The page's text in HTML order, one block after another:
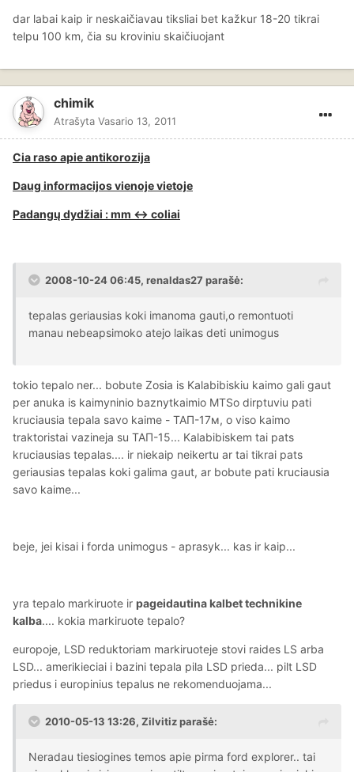
dar labai kaip ir neskaičiavau tiksliai bet kažkur 18-20 tikrai
telpu 100 km, čia su kroviniu skaičiuojant
chimik
Atrašyta Vasario 13, 2011
Cia raso apie antikorozija
Daug informacijos vienoje vietoje
Padangų dydžiai : mm <-> coliai
2008-10-24 06:45, renaldas27 parašė:
tepalas geriausias koki imanoma gauti,o remontuoti
manau nebeapsimoko atejo laikas deti unimogus
tokio tepalo ner... bobute Zosia is Kalabibiskiu kaimo gali gaut
per anuka is kaimyninio baznytkaimio MTSo dirptuviu pati
kruciausia tepala savo kaime - ТАП-17м, o viso kaimo
traktoristai vazineja su ТАП-15... Kalabibiskem tai pats
kruciausias tepalas.... ir niekaip neikertu ar tai tikrai pats
geriausias tepalas koki galima gaut, ar bobute pati kruciausia
savo kaime...
beje, jei kisai i forda unimogus - aprasyk... kas ir kaip...
yra tepalo markiruote ir pageidautina kalbet technikine
kalba.... kokia markiruote tepalo?
europoje, LSD reduktoriam markiruoteje stovi raides LS arba
LSD... amerikieciai i bazini tepala pila LSD prieda... pilt LSD
priedus i europinius tepalus ne rekomenduojama...
2010-05-13 13:26, Zilvitiz parašė:
Neradau tiesiogines temos apie pirma ford explorer.. tai